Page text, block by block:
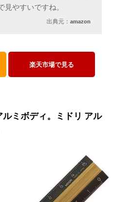
やすいですね。
出典元：amazon
楽天市場で見る
ミボディ。ミドリ アル